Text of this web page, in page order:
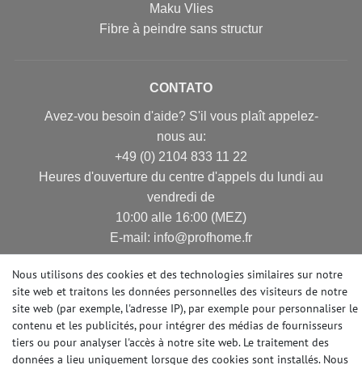
Maku Vlies
Fibre à peindre sans structur
CONTATO
Avez-vou besoin d'aide? S'il vous plaît appelez-
nous au:
+49 (0) 2104 833 11 22
Heures d'ouverture du centre d'appels du lundi au
vendredi de
10:00 alle 16:00 (MEZ)
E-mail: info@profhome.fr
MODES DE PAIEMENT
Nous utilisons des cookies et des technologies similaires sur notre
site web et traitons les données personnelles des visiteurs de notre
site web (par exemple, l'adresse IP), par exemple pour personnaliser le
contenu et les publicités, pour intégrer des médias de fournisseurs
tiers ou pour analyser l'accès à notre site web. Le traitement des
données a lieu uniquement lorsque des cookies sont installés. Nous